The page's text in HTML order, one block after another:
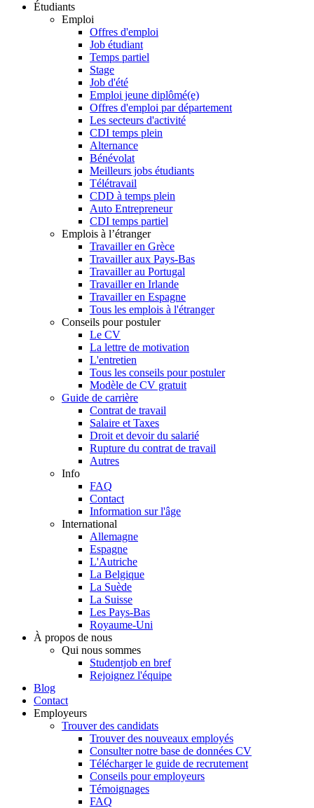
Étudiants
Emploi
Offres d'emploi
Job étudiant
Temps partiel
Stage
Job d'été
Emploi jeune diplômé(e)
Offres d'emploi par département
Les secteurs d'activité
CDI temps plein
Alternance
Bénévolat
Meilleurs jobs étudiants
Télétravail
CDD à temps plein
Auto Entrepreneur
CDI temps partiel
Emplois à l’étranger
Travailler en Grèce
Travailler aux Pays-Bas
Travailler au Portugal
Travailler en Irlande
Travailler en Espagne
Tous les emplois à l'étranger
Conseils pour postuler
Le CV
La lettre de motivation
L'entretien
Tous les conseils pour postuler
Modèle de CV gratuit
Guide de carrière
Contrat de travail
Salaire et Taxes
Droit et devoir du salarié
Rupture du contrat de travail
Autres
Info
FAQ
Contact
Information sur l'âge
International
Allemagne
Espagne
L'Autriche
La Belgique
La Suède
La Suisse
Les Pays-Bas
Royaume-Uni
À propos de nous
Qui nous sommes
Studentjob en bref
Rejoignez l'équipe
Blog
Contact
Employeurs
Trouver des candidats
Trouver des nouveaux employés
Consulter notre base de données CV
Télécharger le guide de recrutement
Conseils pour employeurs
Témoignages
FAQ